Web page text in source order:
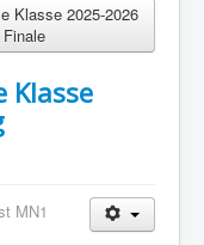
Klasse 2025-2026
Klasse
MN1